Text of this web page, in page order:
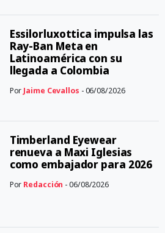
Essilorluxottica impulsa las
Ray-Ban Meta en
Latinoamérica con su
llegada a Colombia
Por Jaime Cevallos - 06/08/2026
Timberland Eyewear
renueva a Maxi Iglesias
como embajador para 2026
Por Redacción - 06/08/2026